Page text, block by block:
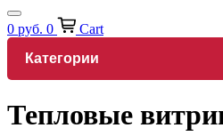
0 руб. 0
Cart
Категории
Тепловые